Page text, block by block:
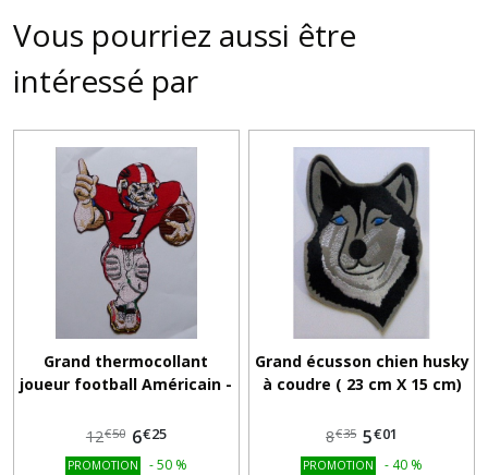
Vous pourriez aussi être
intéressé par
Grand thermocollant
joueur football Américain -
12€50 6€25
PROMOTION -50 %
Grand écusson chien husky
à coudre ( 23 cm X 15 cm)
8€35 5€01
PROMOTION - 40 %